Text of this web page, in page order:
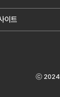
이트
ⓒ 2024